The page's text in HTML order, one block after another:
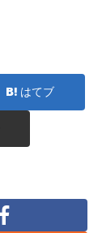
はてブ